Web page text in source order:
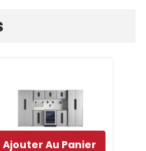
Ajouter Au Panier